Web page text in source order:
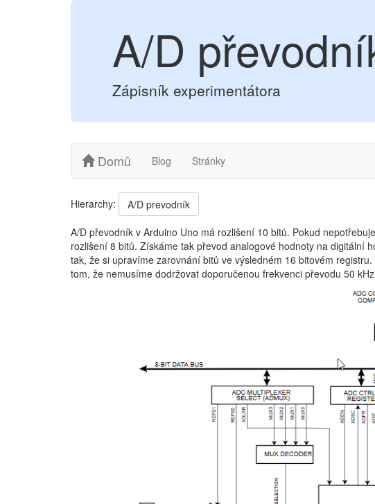
A/D
Zápisník experimentátora
Domů Blog Stránky
Hierarchy:
A/D prevodník
A/D převodník v Arduino Uno má rozlišení 10 bitů. Pokud
rozlišení 8 bitů. Získáme tak převod analogové hodnoty na digitální
tak, že si upravíme zarovnání bitů ve výsledném 16 bitovém
tom, že nemusíme dodržovat doporučenou frekvenci převodu 50